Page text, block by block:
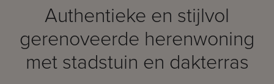
Authentieke en stijlvol
gerenoveerde herenwoning
met stadstuin en dakterras